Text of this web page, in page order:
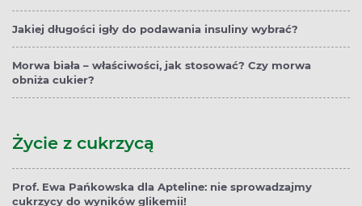
Jakiej długości igły do podawania insuliny wybrać?
Morwa biała – właściwości, jak stosować? Czy morwa
obniża cukier?
Życie z cukrzycą
Prof. Ewa Pańkowska dla Apteline: nie sprowadzajmy
cukrzycy do wyników glikemii!